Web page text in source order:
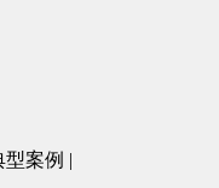
型案例 |